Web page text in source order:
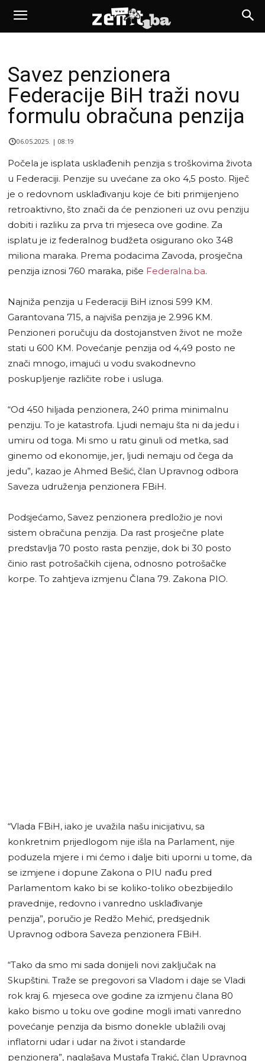
Savez penzionera
Federacije BiH traži novu
formulu obračuna penzija
06.05.2025. | 08:19
Počela je isplata usklađenih penzija s troškovima života
u Federaciji. Penzije su uvećane za oko 4,5 posto. Riječ
je o redovnom usklađivanju koje će biti primijenjeno
retroaktivno, što znači da će penzioneri uz ovu penziju
dobiti i razliku za prva tri mjeseca ove godine. Za
isplatu je iz federalnog budžeta osigurano oko 348
miliona maraka. Prema podacima Zavoda, prosječna
penzija iznosi 760 maraka, piše Federalna.ba.
Najniža penzija u Federaciji BiH iznosi 599 KM.
Garantovana 715, a najviša penzija je 2.996 KM.
Penzioneri poručuju da dostojanstven život ne može
stati u 600 KM. Povećanje penzija od 4,49 posto ne
znači mnogo, imajući u vodu svakodnevno
poskupljenje različite robe i usluga.
“Od 450 hiljada penzionera, 240 prima minimalnu
penziju. To je katastrofa. Ljudi nemaju šta ni da jedu i
umiru od toga. Mi smo u ratu ginuli od metka, sad
ginemo od ekonomije, jer, ljudi nemaju od čega da
jedu”, kazao je Ahmed Bešić, član Upravnog odbora
Saveza udruženja penzionera FBiH.
Podsjećamo, Savez penzionera predložio je novi
sistem obračuna penzija. Da rast prosječne plate
predstavlja 70 posto rasta penzije, dok bi 30 posto
činio rast potrošačkih cijena, odnosno potrošačke
korpe. To zahtjeva izmjenu Člana 79. Zakona PIO.
“Vlada FBiH, iako je uvažila našu inicijativu, sa
konkretnim prijedlogom nije išla na Parlament, nije
poduzela mjere i mi ćemo i dalje biti uporni u tome, da
se izmjene i dopune Zakona o PIU nađu pred
Parlamentom kako bi se koliko-toliko obezbijedilo
pravednije, redovno i vanredno usklađivanje
penzija”, poručio je Redžo Mehić, predsjednik
Upravnog odbora Saveza penzionera FBiH.
“Tako da smo mi sada donijeli novi zaključak na
Skupštini. Traže se pregovori sa Vladom i daje se Vladi
rok kraj 6. mjeseca ove godine za izmjenu člana 80
kako bismo u toku ove godine mogli imati vanredno
povećanje penzija da bismo donekle ublažili ovaj
inflatorni udar i udar na život i standarde
penzionera”, naglašava Mustafa Trakić, član Upravnog